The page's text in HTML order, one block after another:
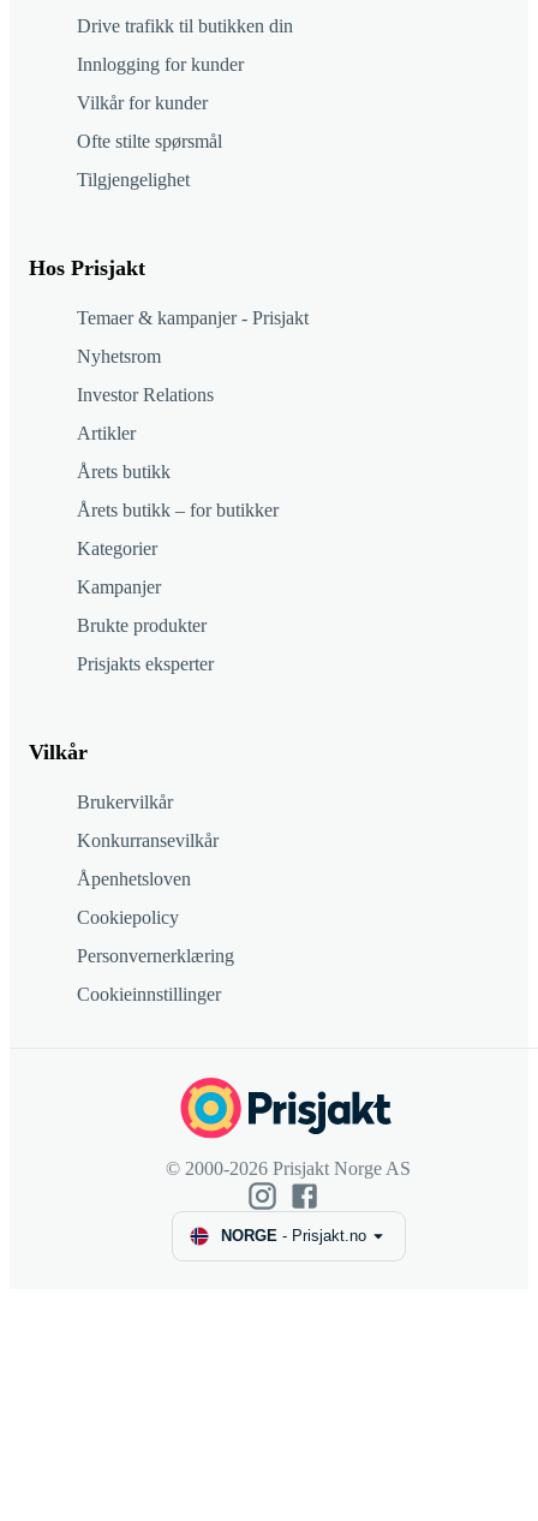
Drive trafikk til butikken din
Innlogging for kunder
Vilkår for kunder
Ofte stilte spørsmål
Tilgjengelighet
Hos Prisjakt
Temaer & kampanjer - Prisjakt
Nyhetsrom
Investor Relations
Artikler
Årets butikk
Årets butikk – for butikker
Kategorier
Kampanjer
Brukte produkter
Prisjakts eksperter
Vilkår
Brukervilkår
Konkurransevilkår
Åpenhetsloven
Cookiepolicy
Personvernerklæring
Cookieinnstillinger
© 2000-2026 Prisjakt Norge AS
NORGE- Prisjakt.no